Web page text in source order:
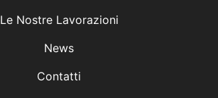
Le Nostre Lavorazioni
News
Contatti